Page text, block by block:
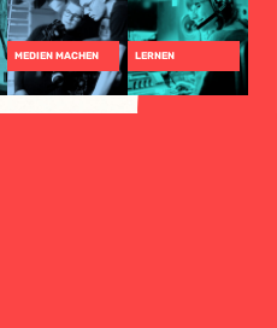
MEDIEN MACHEN LERNEN